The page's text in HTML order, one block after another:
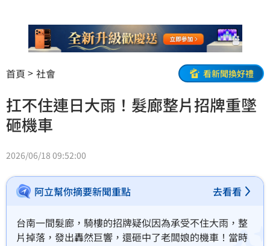
首頁 社會 看新聞換好禮
扛不住連日大雨！髮廊整片招牌重墜
砸機車
2026/06/18 09:52:00
阿立幫你摘要新聞重點 去看看
台南一間髮廊，騎樓的招牌疑似因為承受不住大雨，整
片掉落，發出轟然巨響，還砸中了老闆娘的機車！當時